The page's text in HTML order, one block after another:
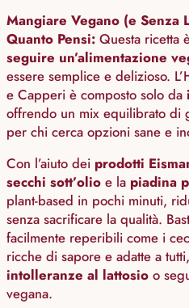
Mangiare Vegano (e Senza
Quanto Pensi: Questa ricetta
seguire un’alimentazione
essere semplice e delizioso.
e Capperi è composto solo da
offrendo un mix equilibrato di
per chi cerca opzioni sane e
Con l’aiuto dei prodotti
secchi sott’olio e la piadina
plant-based in pochi minuti,
senza sacrificare la qualità.
facilmente reperibili come i
ricche di sapore e adatte a
intolleranze al lattosio o
vegana.